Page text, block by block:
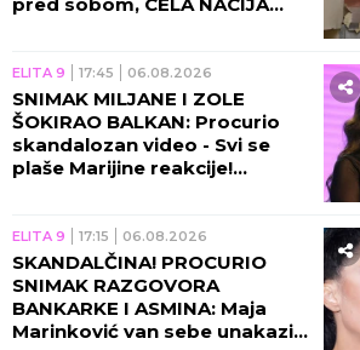
ELITA 9 17:45 06.08.2026
SNIMAK MILJANE I ZOLE
ŠOKIRAO BALKAN: Procurio
skandalozan video - Svi se
plaše Marijine reakcije!
ELITA 9 17:15 06.08.2026
SKANDALČINA! PROCURIO
SNIMAK RAZGOVORA
BANKARKE I ASMINA: Maja
Marinković van sebe unakazila